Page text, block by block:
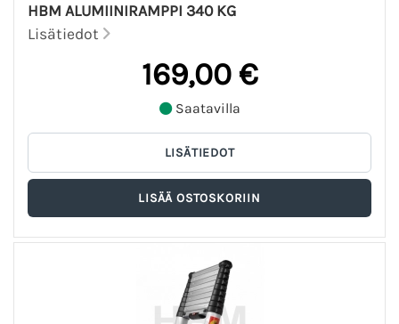
HBM ALUMIINIRAMPPI 340 KG
Lisätiedot
169,00 €
Saatavilla